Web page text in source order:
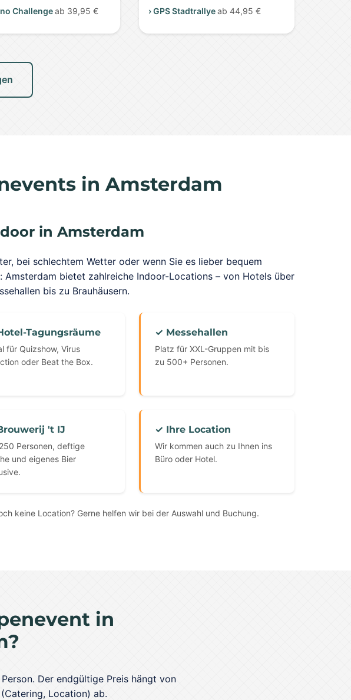
Challengeab 39,95 €
› GPS Stadtrallyeab 44,95 €
in Amsterdam
in Amsterdam
bei schlechtem Wetter oder wenn Sie es lieber bequem
Amsterdam bietet zahlreiche Indoor-Locations – von Hotels über
bis zu Brauhäusern.
Tagungsräume
für Quizshow, Virus
oder Beat the Box.
✓ Messehallen
Platz für XXL-Gruppen mit bis
zu 500+ Personen.
't IJ
Personen, deftige
und eigenes Bier
✓ Ihre Location
Wir kommen auch zu Ihnen ins
Büro oder Hotel.
keine Location? Gerne helfen wir bei der Auswahl und Buchung.
in
Der endgültige Preis hängt von
Location) ab.